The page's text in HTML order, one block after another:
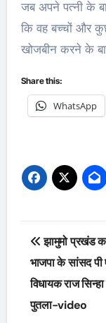
जब अपने पत्नी के
कि वह बच्चों और
खोजबीन करने के
Share this:
WhatsApp
Post
झामुमो प्रखंड
भाजपा के सांसद पी
विधायक राज
पुतला-video